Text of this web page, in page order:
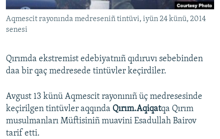
Українською
Aqmescit rayonında medreseniñ tintüvi, iyün 24 künü, 2014
senesi
Qırımda ekstremist edebiyatnıñ qıdıruvı sebebinden
daa bir qaç medresede tintüvler keçirdiler.
Avgust 13 künü Aqmescit rayonınıñ üç medresesinde
keçirilgen tintüvler aqqında Qırım.Aqiqatqa Qırım
musulmanları Müftisiniñ muavini Esadullah Bairov
tarif etti.